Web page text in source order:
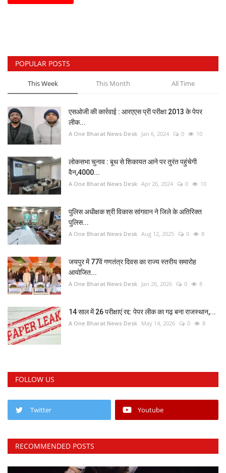
POPULAR POSTS
This Week This Month All Time
एसओजी की कार्रवाई : आरएएस प्री परीक्षा 2013 के पेपर
लीक...
A One Bharat News Desk Jan 6, 2024 0 10
लोकसभा चुनाव : बूथ से शिकायत आने पर तुरंत पहुंचेगी
वैन,4000...
A One Bharat News Desk Apr 26, 2024 0 10
पुलिस अधीक्षक श्री विकास सांगवान ने जिले के अतिरिक्त
पुलिस...
A One Bharat News Desk Aug 12, 2025 0 8
जयपुर में 77वें गणतंत्र दिवस का राज्य स्तरीय समारोह
आयोजित...
A One Bharat News Desk Jan 26, 2026 0 8
14 साल में 26 परीक्षाएं रद्द: पेपर लीक का गढ़ बना राजस्थान,...
A One Bharat News Desk May 14, 2026 0 8
FOLLOW US
Twitter Youtube
RECOMMENDED POSTS